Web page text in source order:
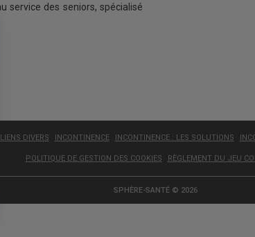
service des seniors, spécialisé
LIENS DIVERS INCONTINENCE INCONTINENCE : LES SOLUTIONS
POLITIQUE DE GESTION DES COOKIES RÈGLEMENT DU JEU
SPHÈRE-SANTÉ © 2026